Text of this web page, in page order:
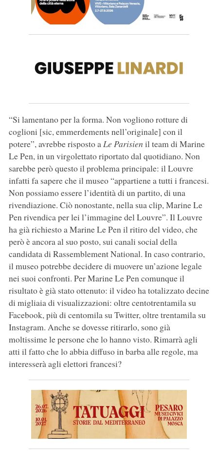
“Si lamentano per la forma. Non vogliono rotture di
coglioni [sic, emmerdements nell’originale] con il
potere”, avrebbe risposto aLe Parisien il team di Marine
Le Pen, in un virgolettato riportato dal quotidiano. Non
sarebbe però questo il problema principale: il Louvre
infatti fa sapere che il museo “appartiene a tutti i francesi.
Non possiamo essere l’identità di un partito, di una
rivendiazione. Ciò nonostante, nella sua clip, Marine Le
Pen rivendica per lei l’immagine del Louvre”. Il Louvre
ha già richiesto a Marine Le Pen il ritiro del video, che
però è ancora al suo posto, sui canali social della
candidata di Rassemblement National. In caso contrario,
il museo potrebbe decidere di muovere un’azione legale
nei suoi confronti. Per Marine Le Pen comunque il
risultato è già stato ottenuto: il video ha totalizzato decine
di migliaia di visualizzazioni: oltre centotrentamila su
Facebook, più di centomila su Twitter, oltre trentamila su
Instagram. Anche se dovesse ritirarlo, sono già
moltissime le persone che lo hanno visto. Rimarrà agli
atti il fatto che lo abbia diffuso in barba alle regole, ma
interesserà agli elettori francesi?